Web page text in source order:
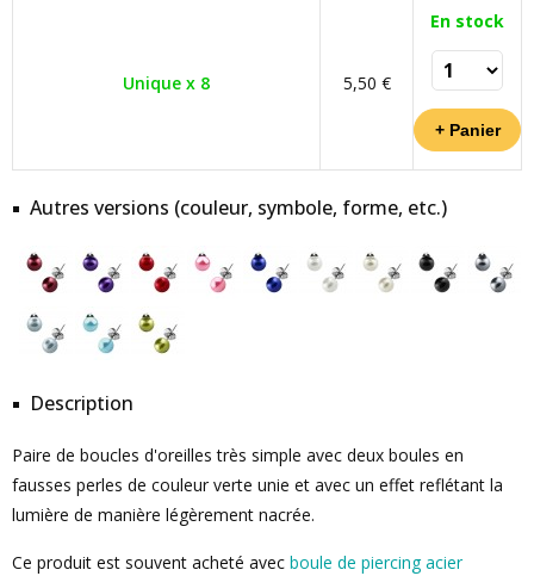
Unique x 8 5,50 €
En stock
Autres versions (couleur, symbole, forme, etc.)
Description
Paire de boucles d'oreilles très simple avec deux boules en
fausses perles de couleur verte unie et avec un effet reflétant la
lumière de manière légèrement nacrée.
Ce produit est souvent acheté avec boule de piercing acier